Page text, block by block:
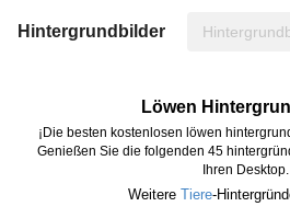
Hintergrundbilder
Löwen
¡Die besten kostenlosen löwen
Genießen Sie die folgenden 45
Ihren Desktop.
Weitere Tiere-